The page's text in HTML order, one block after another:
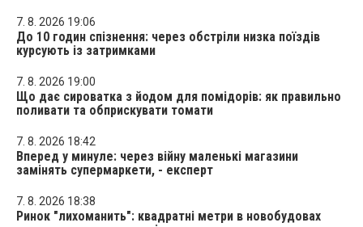
7. 8. 2026 19:06
До 10 годин спізнення: через обстріли низка поїздів
курсують із затримками
7. 8. 2026 19:00
Що дає сироватка з йодом для помідорів: як правильно
поливати та обприскувати томати
7. 8. 2026 18:42
Вперед у минуле: через війну маленькі магазини
замінять супермаркети, - експерт
7. 8. 2026 18:38
Ринок "лихоманить": квадратні метри в новобудовах